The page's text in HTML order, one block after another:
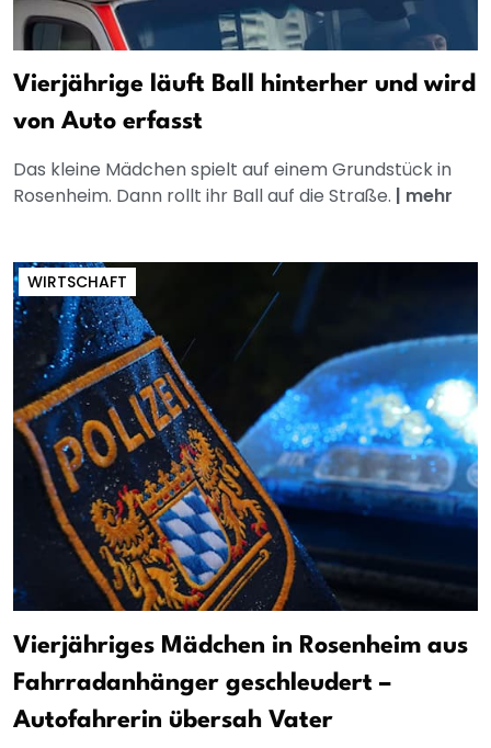
Vierjährige läuft Ball hinterher und wird
von Auto erfasst
Das kleine Mädchen spielt auf einem Grundstück in
Rosenheim. Dann rollt ihr Ball auf die Straße. | mehr
WIRTSCHAFT
Vierjähriges Mädchen in Rosenheim aus
Fahrradanhänger geschleudert –
Autofahrerin übersah Vater